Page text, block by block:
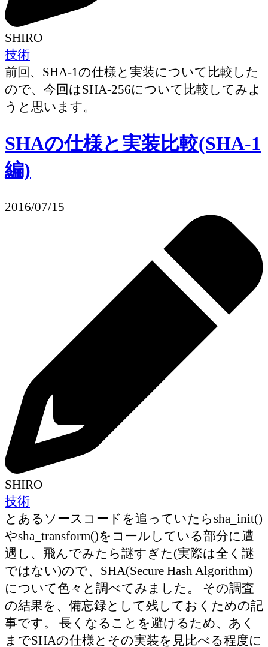
SHIRO
技術
前回、SHA-1の仕様と実装について比較した
ので、今回はSHA-256について比較してみよ
うと思います。
SHAの仕様と実装比較(SHA-1
編)
2016/07/15
SHIRO
技術
とあるソースコードを追っていたらsha_init()
やsha_transform()をコールしている部分に遭
遇し、飛んでみたら謎すぎた(実際は全く謎
ではない)ので、SHA(Secure Hash Algorithm)
について色々と調べてみました。 その調査
の結果を、備忘録として残しておくための記
事です。 長くなることを避けるため、あく
までSHAの仕様とその実装を見比べる程度に